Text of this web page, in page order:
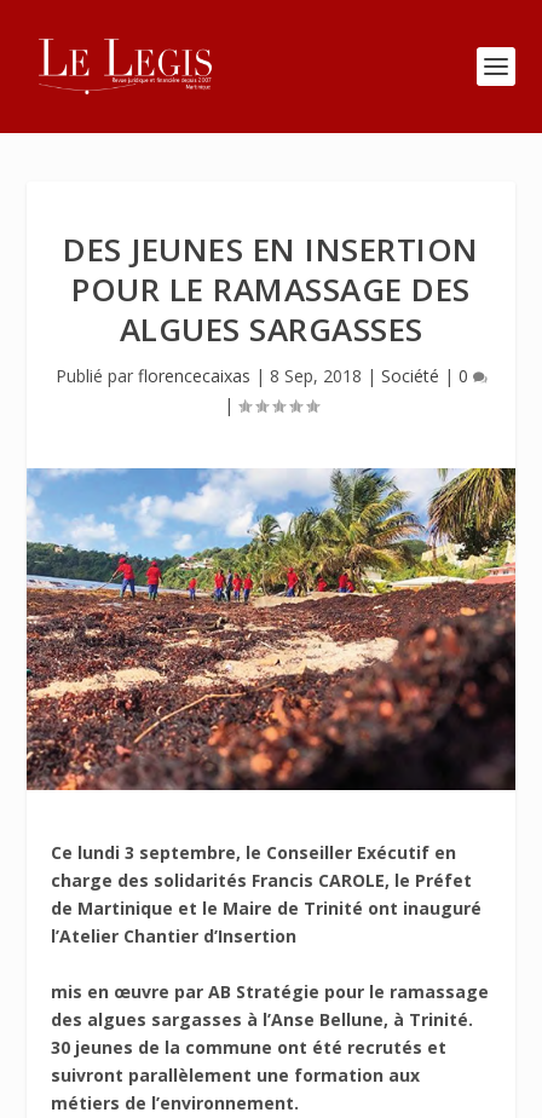
DES JEUNES EN INSERTION
POUR LE RAMASSAGE DES
ALGUES SARGASSES
Publié par florencecaixas | 8 Sep, 2018 | Société | 0
|
Ce lundi 3 septembre, le Conseiller Exécutif en
charge des solidarités Francis CAROLE, le Préfet
de Martinique et le Maire de Trinité ont inauguré
l’Atelier Chantier d’Insertion
mis en œuvre par AB Stratégie pour le ramassage
des algues sargasses à l’Anse Bellune, à Trinité.
30 jeunes de la commune ont été recrutés et
suivront parallèlement une formation aux
métiers de l’environnement.